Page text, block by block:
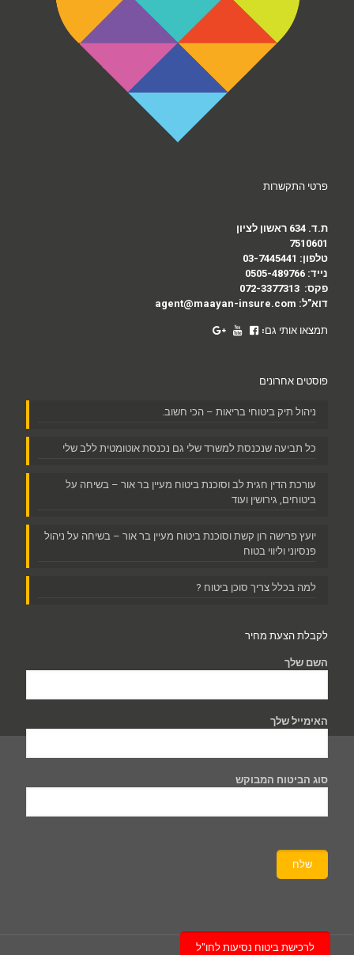
לרכישת ביטוח נסיעות לחו"ל
פרטי התקשרות
ת.ד. 634 ראשון לציון
7510601
טלפון: 03-7445441
נייד: 0505-489766
פקס: 072-3377313
דוא"ל: agent@maayan-insure.com
תמצאו אותי גם:
פוסטים אחרונים
ניהול תיק ביטוחי בריאות – הכי חשוב.
כל תביעה שנכנסת למשרד שלי גם נכנסת אוטומטית ללב שלי
עורכת הדין חגית לב וסוכנת ביטוח מעיין בר אור – בשיחה על
ביטוחים, גירושין ועוד
יועץ פרישה רון קשת וסוכנת ביטוח מעיין בר אור – בשיחה על ניהול
פנסיוני וליווי בטוח
למה בכלל צריך סוכן ביטוח ?
לקבלת הצעת מחיר
השם שלך
האימייל שלך
סוג הביטוח המבוקש